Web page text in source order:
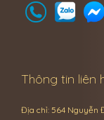
Thông tin liên
Địa chỉ: 564 Nguyễn